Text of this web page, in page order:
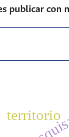
publicar con
territorio